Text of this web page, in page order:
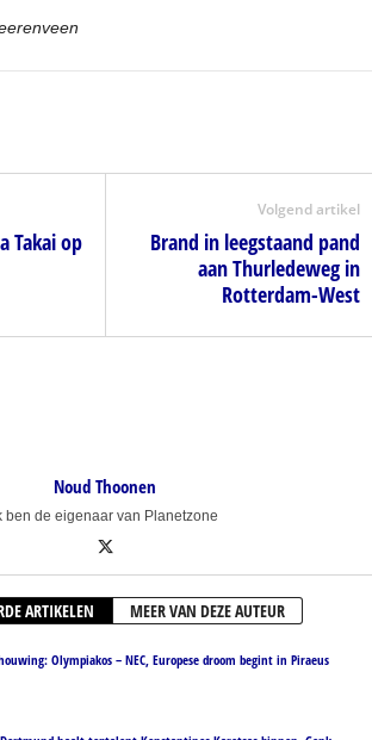
Takai op
Volgend artikel
Brand in leegstaand pand
aan Thurledeweg in
Rotterdam-West
Noud Thoonen
ben de eigenaar van Planetzone
ARTIKELEN MEER VAN DEZE AUTEUR
Olympiakos – NEC, Europese droom begint in Piraeus